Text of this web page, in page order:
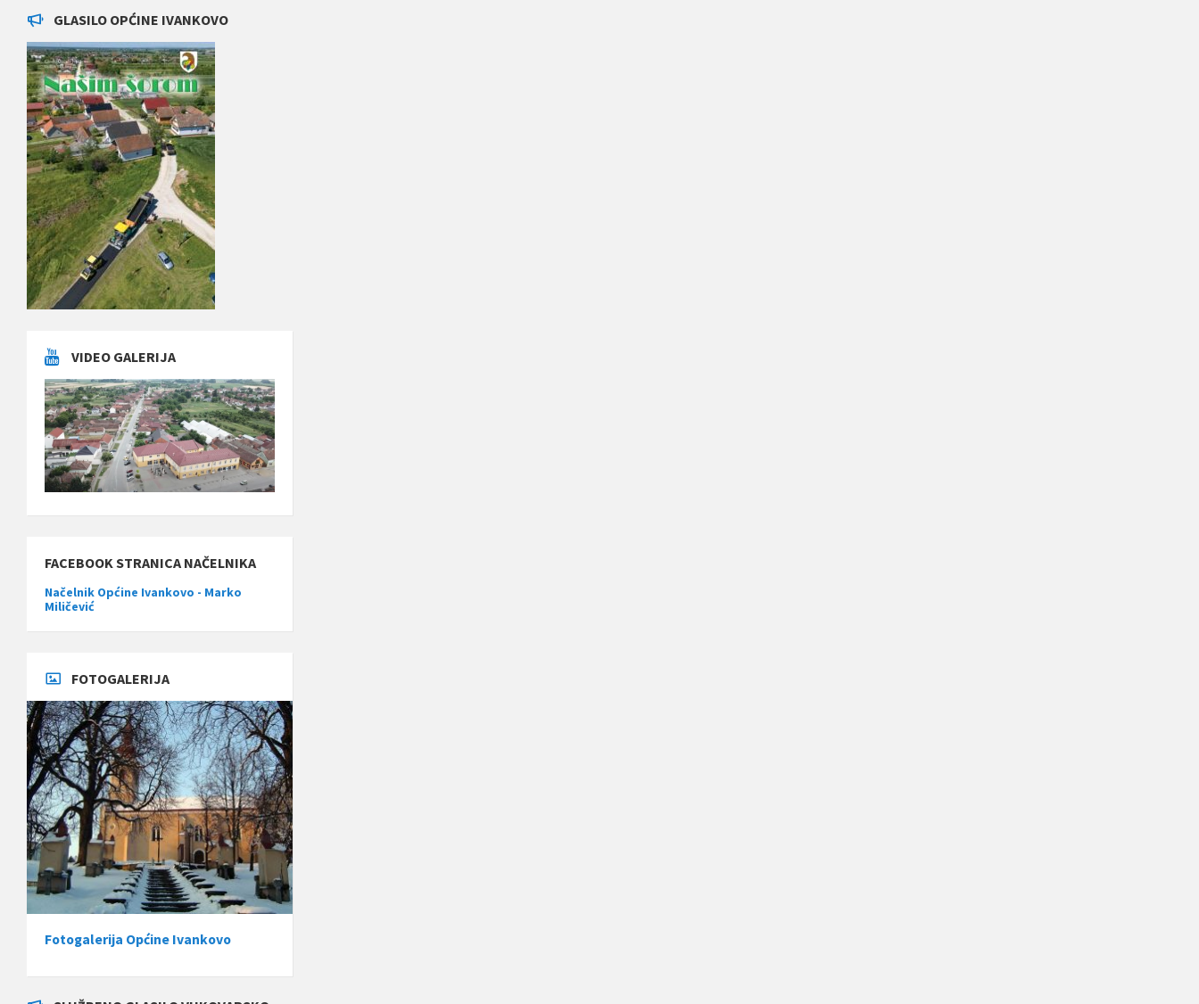
GLASILO OPĆINE IVANKOVO
VIDEO GALERIJA
FACEBOOK STRANICA NAČELNIKA
Načelnik Općine Ivankovo - Marko
Miličević
FOTOGALERIJA
Fotogalerija Općine Ivankovo